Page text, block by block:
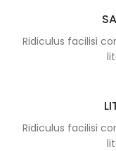
Ridiculus facilisi
Ridiculus facilisi